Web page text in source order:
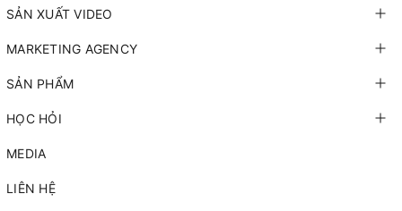
SẢN XUẤT VIDEO
MARKETING AGENCY
SẢN PHẨM
HỌC HỎI
MEDIA
LIÊN HỆ